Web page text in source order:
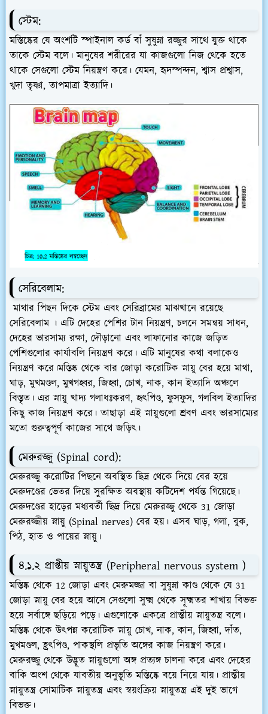
স্টেম:
মস্তিষ্কের যে অংশটি স্পাইনাল কর্ড বাঁ সুষুম্না রজ্জুর সাথে যুক্ত থাকে
তাকে স্টেম বলে। মানুষের শরীরের যা কাজগুলো নিজ থেকে হতে
থাকে সেগুলো স্টেম নিয়ন্ত্রণ করে। যেমন, হৃদস্পন্দন, শ্বাস প্রশ্বাস,
খুদা তৃষ্ণা, তাপমাত্ৰা ইত্যাদি।
সেরিবেলাম:
মাথার পিছন দিকে স্টেম এবং সেরিব্রামের মাঝখানে রয়েছে
সেরিবেলাম । এটি দেহের পেশির টান নিয়ন্ত্রণ, চলনে সমন্বয় সাধন,
দেহের ভারসাম্য রক্ষা, দৌড়ানো এবং লাফানোর কাজে জড়িত
পেশিগুলোর কার্যাবলি নিয়ন্ত্রণ করে। এটি মানুষের কথা বলাকেও
নিয়ন্ত্রণ করে।মস্তিষ্ক থেকে বার জোড়া করোটিক স্নায়ু বের হয়ে মাথা,
ঘাড়, মুখমণ্ডল, মুখগহ্বর, জিহ্বা, চোখ, নাক, কান ইত্যাদি অঞ্চলে
বিস্তৃত। এর স্নায়ু খাদ্য গলাধঃকরণ, হৃৎপিণ্ড, ফুসফুস, গলবিল ইত্যাদির
কিছু কাজ নিয়ন্ত্রণ করে। তাছাড়া এই স্নায়ুগুলো শ্রবণ এবং ভারসাম্যের
মতো গুরুত্বপূর্ণ কাজের সাথে জড়িৎ।
মেরুরজ্জু (Spinal cord):
মেরুরজ্জু করোটির পিছনে অবস্থিত ছিদ্র থেকে দিয়ে বের হয়ে
মেরুদণ্ডের ভেতর দিয়ে সুরক্ষিত অবস্থায় কটিদেশ পর্যন্ত গিয়েছে।
মেরুদণ্ডের হাড়ের মধ্যবর্তী ছিদ্র দিয়ে মেরুরজ্জু থেকে 31 জোড়া
মেরুরজ্জীয় স্নায়ু (Spinal nerves) বের হয়। এসব ঘাড়, গলা, বুক,
পিঠ, হাত ও পায়ের স্নায়ু।
৪.১.২ প্রাপ্তীয় স্নায়ুতন্ত্র (Peripheral nervous system )
মস্তিষ্ক থেকে 12 জোড়া এবং মেরুমজ্জা বা সুষুম্না কাণ্ড থেকে যে 31
জোড়া স্নায়ু বের হয়ে আসে সেগুলো সুক্ষ্ম থেকে সূক্ষ্মতর শাখায় বিভক্ত
হয়ে সর্বাঙ্গে ছড়িয়ে পড়ে। এগুলোকে একত্রে প্রান্তীয় স্নায়ুতন্ত্র বলে।
মস্তিষ্ক থেকে উৎপন্ন করোটিক স্নায়ু চোখ, নাক, কান, জিহ্বা, দাঁত,
মুখমণ্ডল, হ্রৎপিণ্ড, পাকস্থলি প্রভৃতি অঙ্গের কাজ নিয়ন্ত্রণ করে।
মেরুরজ্জু থেকে উদ্ভূত স্নায়ুগুলো অঙ্গ প্রত্যঙ্গ চালনা করে এবং দেহের
বাকি অংশ থেকে যাবতীয় অনুভূতি মস্তিষ্কে বয়ে নিয়ে যায়। প্রান্তীয়
স্নায়ুতন্ত্র সোমাটিক স্নায়ুতন্ত্র এবং স্বয়ংক্রিয় স্নায়ুতন্ত্র এই দুই ভাগে
বিভক্ত।